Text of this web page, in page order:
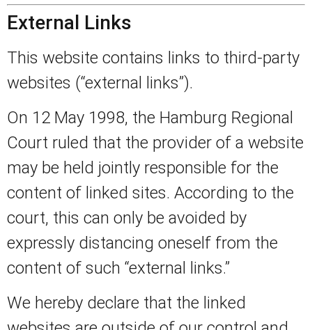
External Links
This website contains links to third-party
websites (“external links”).
On 12 May 1998, the Hamburg Regional
Court ruled that the provider of a website
may be held jointly responsible for the
content of linked sites. According to the
court, this can only be avoided by
expressly distancing oneself from the
content of such “external links.”
We hereby declare that the linked